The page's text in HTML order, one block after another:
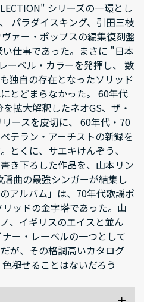
シリーズの一環とし
パラダイスキング、引田三枝
ァー・ポップスの編集復刻盤
仕事であった。まさに "日本
ーベル・カラーを発揮し、 数
独自の存在となったソリッド
とどまらなかった。 60年代
拡大解釈したネオGS、ザ・
ースを皮切に、 60年代・70
テラン・アーチストの新録を
とくに、サエキけんぞう、
き下ろした作品を、山本リン
曲の最強シンガーが結集し
アルバム」は、70年代歌謡ポ
ッドの金字塔であった。山
、イギリスのエイスと並ん
ー・レーベルの一つとして
が、その格調高いカタログ
褪せることはないだろう